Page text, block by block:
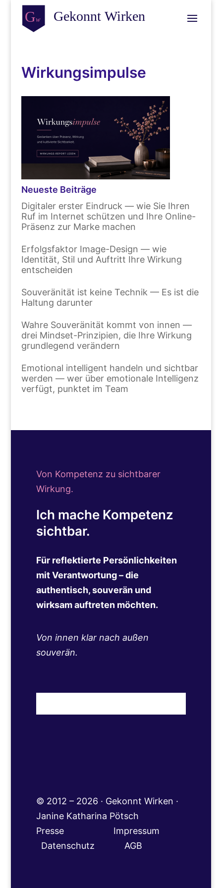
Wirkungsimpulse
Neueste Beiträge
Digitaler erster Eindruck — wie Sie Ihren
Ruf im Internet schützen und Ihre Online-
Präsenz zur Marke machen
Erfolgsfaktor Image-Design — wie
Identität, Stil und Auftritt Ihre Wirkung
entscheiden
Souveränität ist keine Technik — Es ist die
Haltung darunter
Wahre Souveränität kommt von innen —
drei Mindset-Prinzipien, die Ihre Wirkung
grundlegend verändern
Emotional intelligent handeln und sichtbar
werden — wer über emotionale Intelligenz
verfügt, punktet im Team
Von Kompetenz zu sichtbarer
Wirkung.
Ich mache Kompetenz
sichtbar.
Für reflektierte Persönlichkeiten
mit Verantwortung – die
authentisch, souverän und
wirksam auftreten möchten.
Von innen klar nach außen
souverän.
© 2012 – 2026 · Gekonnt Wirken ·
Janine Katharina Pötsch
Presse
Impressum
Datenschutz AGB